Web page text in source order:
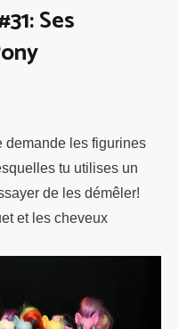
Ses
demande les figurines
tu utilises un
de les démêler!
et les cheveux